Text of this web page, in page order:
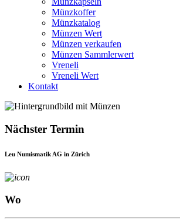
Münzkoffer
Münzkatalog
Münzen Wert
Münzen verkaufen
Münzen Sammlerwert
Vreneli
Vreneli Wert
Kontakt
Nächster Termin
Leu Numismatik AG in Zürich
Wo